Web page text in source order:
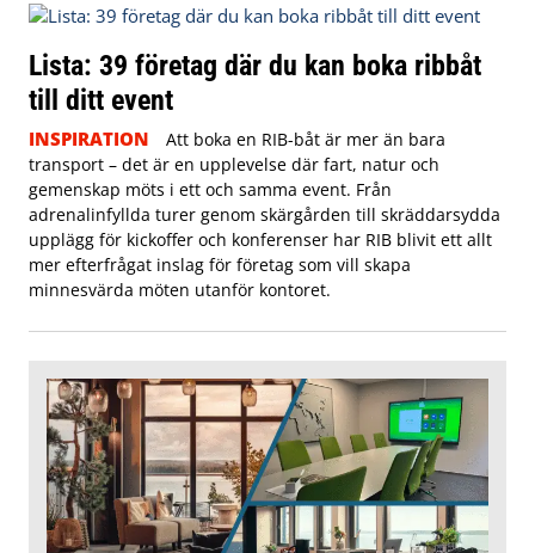
Lista: 39 företag där du kan boka ribbåt
till ditt event
INSPIRATION
Att boka en RIB-båt är mer än bara
transport – det är en upplevelse där fart, natur och
gemenskap möts i ett och samma event. Från
adrenalinfyllda turer genom skärgården till skräddarsydda
upplägg för kickoffer och konferenser har RIB blivit ett allt
mer efterfrågat inslag för företag som vill skapa
minnesvärda möten utanför kontoret.